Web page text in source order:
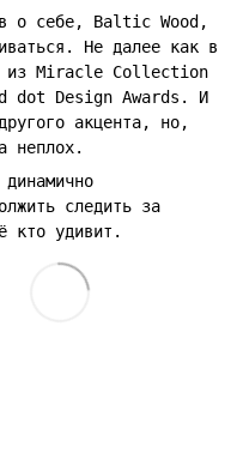
о себе, Baltic Wood,
Не далее как в
из Miracle Collection
dot Design Awards. И
акцента, но,
неплох.
следить за
кто удивит.